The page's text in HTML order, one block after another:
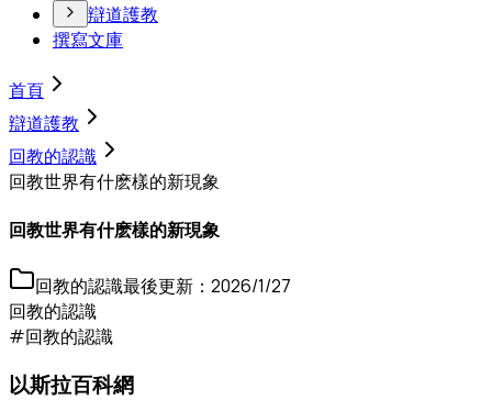
辯道護教
撰寫文庫
首頁
辯道護教
回教的認識
回教世界有什麽樣的新現象
回教世界有什麽樣的新現象
回教的認識最後更新： 2026/1/27
回教的認識
#回教的認識
以斯拉百科網